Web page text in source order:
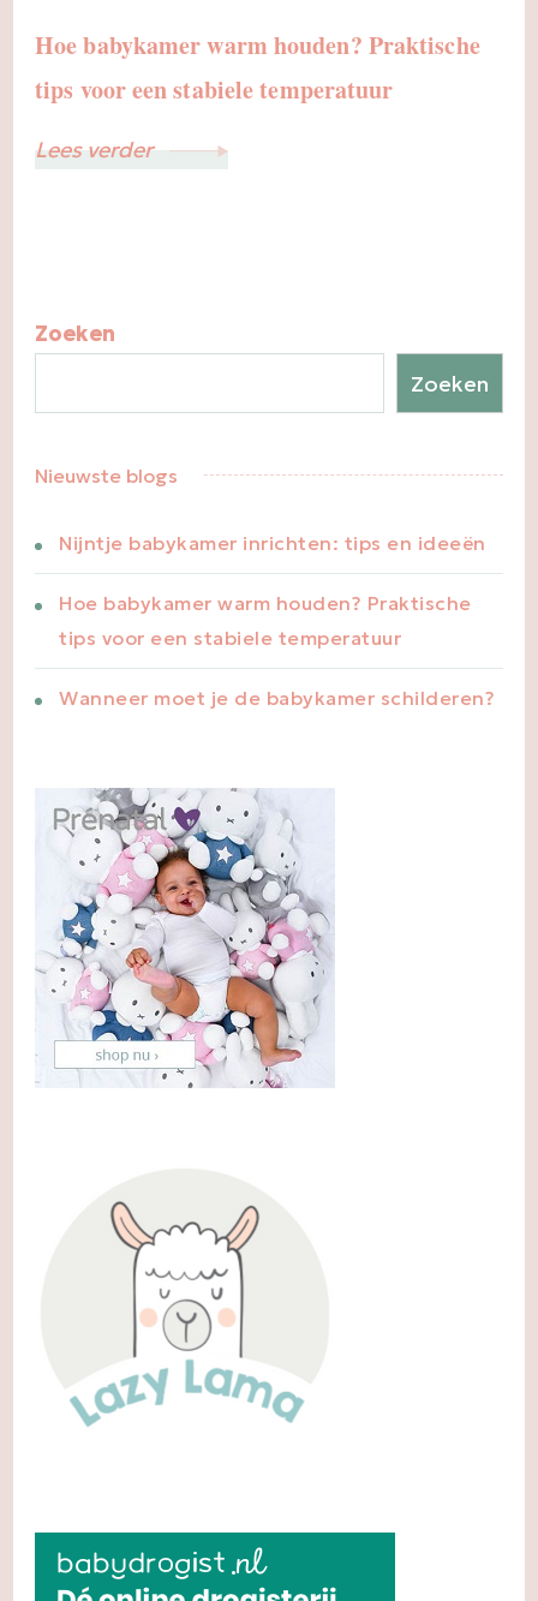
Hoe babykamer warm houden? Praktische
tips voor een stabiele temperatuur
Lees verder
Zoeken
Zoeken
Nieuwste blogs
Nijntje babykamer inrichten: tips en ideeën
Hoe babykamer warm houden? Praktische
tips voor een stabiele temperatuur
Wanneer moet je de babykamer schilderen?